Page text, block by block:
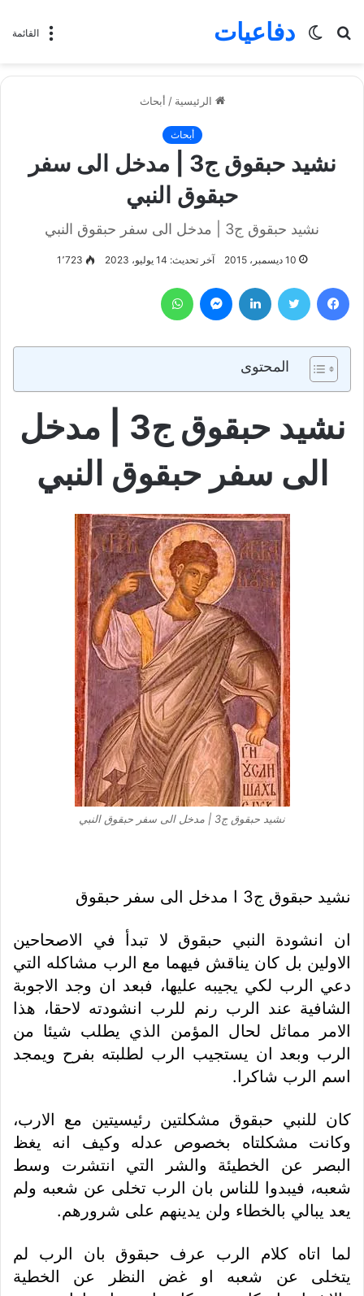
القائمة دفاعيات
بحث
الوضع
الرئيسية / أبحاث
أبحاث
نشيد حبقوق ج3 | مدخل الى سفر
حبقوق النبي
نشيد حبقوق ج3 | مدخل الى سفر حبقوق النبي
10 ديسمبر، 2015 آخر تحديث: 14 يوليو، 2023 1٬723
فيسبوك تويتر لينكدإن ماسنجر
المحتوى
نشيد حبقوق ج3 | مدخل
الى سفر حبقوق النبي
نشيد حبقوق ج3 | مدخل الى سفر حبقوق النبي
نشيد حبقوق ج3 ا مدخل الى سفر حبقوق
ان انشودة النبي حبقوق لا تبدأ في الاصحاحين
الاولين بل كان يناقش فيهما مع الرب مشاكله التي
دعي الرب لكي يجيبه عليها، فبعد ان وجد الاجوبة
الشافية عند الرب رنم للرب انشودته لاحقا، هذا
الامر مماثل لحال المؤمن الذي يطلب شيئا من
الرب وبعد ان يستجيب الرب لطلبته بفرح ويمجد
اسم الرب شاكرا.
كان للنبي حبقوق مشكلتين رئيسيتين مع الارب،
وكانت مشكلتاه بخصوص عدله وكيف انه يغظ
البصر عن الخطيئة والشر التي انتشرت وسط
شعبه، فيبدوا للناس بان الرب تخلى عن شعبه ولم
يعد يبالي بالخطاء ولن يدينهم على شرورهم.
لما اتاه كلام الرب عرف حبقوق بان الرب لم
يتخلى عن شعبه او غض النظر عن الخطية